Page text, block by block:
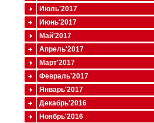
Июль'2017
Июнь'2017
Май'2017
Апрель'2017
Март'2017
Февраль'2017
Январь'2017
Декабрь'2016
Ноябрь'2016